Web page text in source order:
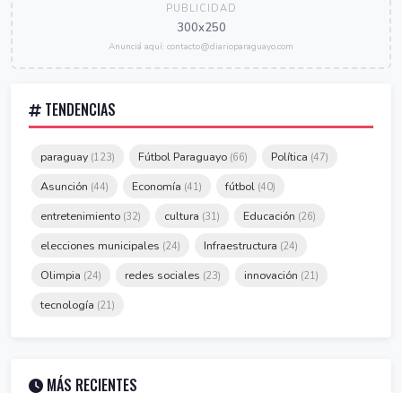
PUBLICIDAD
300x250
Anunciá aquí: contacto@diarioparaguayo.com
TENDENCIAS
paraguay (123) Fútbol Paraguayo (66) Política (47)
Asunción (44) Economía (41) fútbol (40)
entretenimiento (32) cultura (31) Educación (26)
elecciones municipales (24) Infraestructura (24)
Olimpia (24) redes sociales (23) innovación (21)
tecnología (21)
MÁS RECIENTES